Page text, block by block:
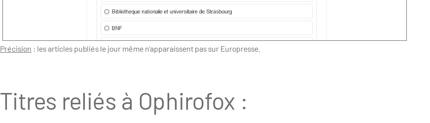
Précision : les articles publiés le jour même n’apparaissent pas sur Europresse.
Titres reliés à Ophirofox :